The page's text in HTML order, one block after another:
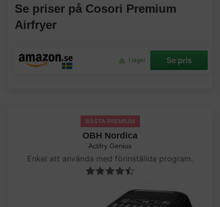
Se priser på Cosori Premium
Airfryer
I lager Se pris
BÄSTA PREMIUM
OBH Nordica
Actifry Genius
Enkel att använda med förinställda program.